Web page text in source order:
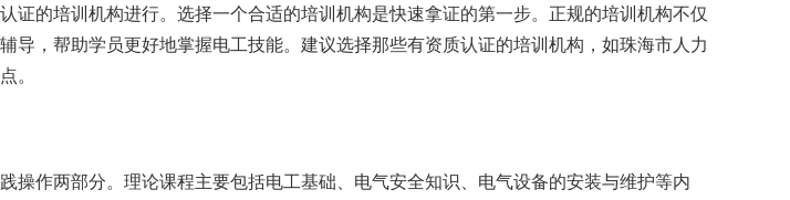
证的培训机构进行。选择一个合适的培训机构是快速拿证的第一步。正规的培训机构不仅
导，帮助学员更好地掌握电工技能。建议选择那些有资质认证的培训机构，如珠海市人力
。
操作两部分。理论课程主要包括电工基础、电气安全知识、电气设备的安装与维护等内